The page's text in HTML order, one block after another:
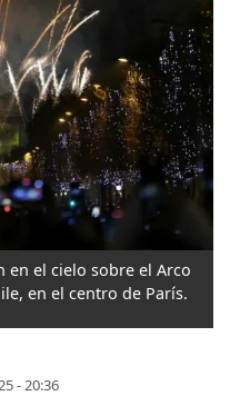
en el cielo sobre el Arco
en el centro de París.
- 20:36